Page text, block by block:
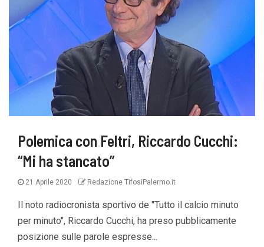
Polemica con Feltri, Riccardo Cucchi:
“Mi ha stancato”
21 Aprile 2020 Redazione TifosiPalermo.it
Il noto radiocronista sportivo de "Tutto il calcio minuto
per minuto", Riccardo Cucchi, ha preso pubblicamente
posizione sulle parole espresse...